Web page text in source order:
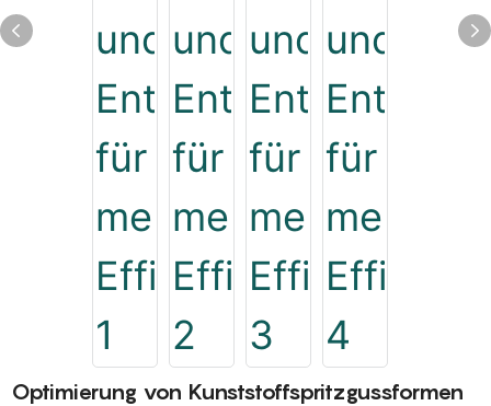
Optimierung von Kunststoffspritzgussformen